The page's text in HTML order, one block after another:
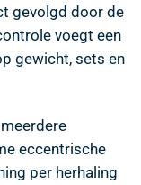
gevolgd door de
voegt een
gewicht, sets en
eccentrische
per herhaling